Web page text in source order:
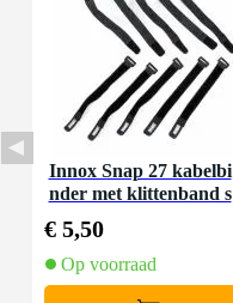
Innox Snap 27 kabelbi
nder met klittenband s
€ 5,50
Op voorraad